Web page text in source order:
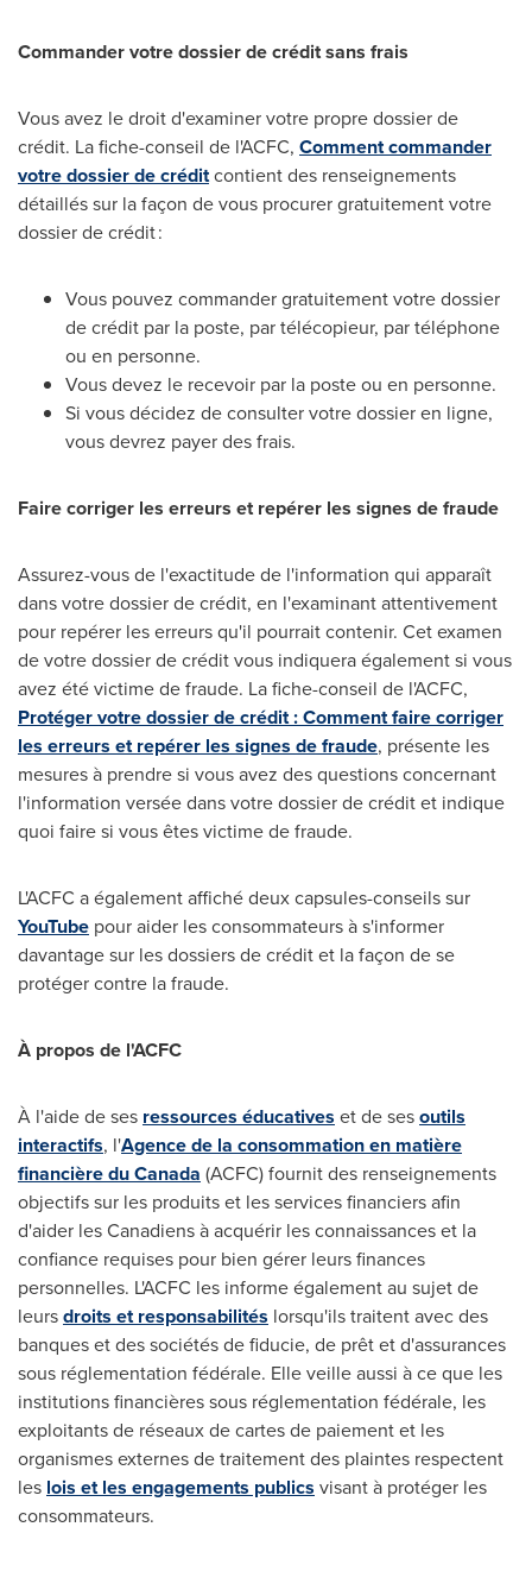
Commandervotre dossier de crédit sans frais
Vous avez le droit d'examiner votre propre dossier de
crédit. La fiche-conseil de l'ACFC, Comment commander
votre dossier de créditcontient des renseignements
détaillés sur la façon de vous procurer gratuitement votre
dossier de crédit :
Vous pouvez commander gratuitement votre dossier
de crédit par la poste, par télécopieur, par téléphone
ou en personne.
Vous devez le recevoir par la poste ou en personne.
Si vous décidez de consulter votre dossier en ligne,
vous devrez payer des frais.
Fairecorriger les erreurs et repérer les signes de fraude
Assurez-vous de l'exactitude de l'information qui apparaît
dans votre dossier de crédit, en l'examinant attentivement
pour repérer les erreurs qu'il pourrait contenir. Cet examen
de votre dossier de crédit vous indiquera également si vous
avez été victime de fraude. La fiche-conseil de l'ACFC,
Protéger votre dossier de crédit : Comment faire corriger
les erreurs et repérer les signes de fraude, présente les
mesures à prendre si vous avez des questions concernant
l'information versée dans votre dossier de crédit et indique
quoi faire si vous êtes victime de fraude.
L'ACFC a également affiché deux capsules-conseils sur
YouTube pour aider les consommateurs à s'informer
davantage sur les dossiers de crédit et la façon de se
protéger contre la fraude.
À propos de l'ACFC
À l'aide de ses ressources éducatives et de sesoutils
interactifs, l'Agence de la consommation en matière
financière duCanada (ACFC) fournit des renseignements
objectifs sur les produits et les services financiers afin
d'aider les Canadiens à acquérir les connaissances et la
confiance requises pour bien gérer leurs finances
personnelles. L'ACFC les informe également au sujet de
leursdroits et responsabilités lorsqu'ils traitent avec des
banques et des sociétés de fiducie, de prêt et d'assurances
sous réglementation fédérale. Elle veille aussi à ce que les
institutions financières sous réglementation fédérale, les
exploitants de réseaux de cartes de paiement et les
organismes externes de traitement des plaintes respectent
les lois et les engagements publics visant à protéger les
consommateurs.